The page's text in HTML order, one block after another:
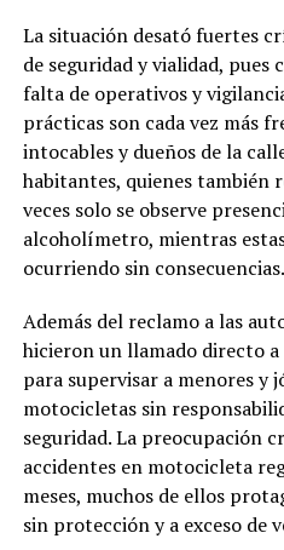
La situación desató fuertes
de seguridad y vialidad, pues
falta de operativos y
prácticas son cada vez más
intocables y dueños de la
habitantes, quienes también
veces solo se observe
alcoholímetro, mientras
ocurriendo sin consecuencias.
Además del reclamo a las
hicieron un llamado directo
para supervisar a menores y
motocicletas sin
seguridad. La preocupación
accidentes en motocicleta
meses, muchos de ellos
sin protección y a exceso de